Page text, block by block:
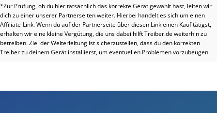
*Zur Prüfung, ob du hier tatsächlich das korrekte Gerät gewählt hast, leiten wir
dich zu einer unserer Partnerseiten weiter. Hierbei handelt es sich um einen
Affiliate-Link. Wenn du auf der Partnerseite über diesen Link einen Kauf tätigst,
erhalten wir eine kleine Vergütung, die uns dabei hilft Treiber.de weiterhin zu
betreiben. Ziel der Weiterleitung ist sicherzustellen, dass du den korrekten
Treiber zu deinem Gerät installierst, um eventuellen Problemen vorzubeugen.